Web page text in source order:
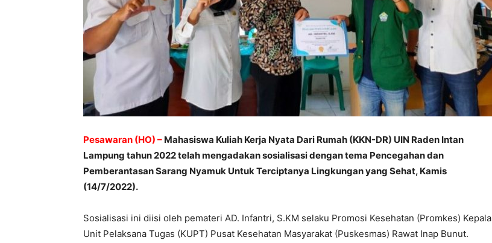
Pesawaran (HO) – Mahasiswa Kuliah Kerja Nyata Dari Rumah (KKN-DR) UIN Raden Intan
Lampung tahun 2022 telah mengadakan sosialisasi dengan tema Pencegahan dan
Pemberantasan Sarang Nyamuk Untuk Terciptanya Lingkungan yang Sehat, Kamis
(14/7/2022).
Sosialisasi ini diisi oleh pemateri AD. Infantri, S.KM selaku Promosi Kesehatan (Promkes) Kepala
Unit Pelaksana Tugas (KUPT) Pusat Kesehatan Masyarakat (Puskesmas) Rawat Inap Bunut.